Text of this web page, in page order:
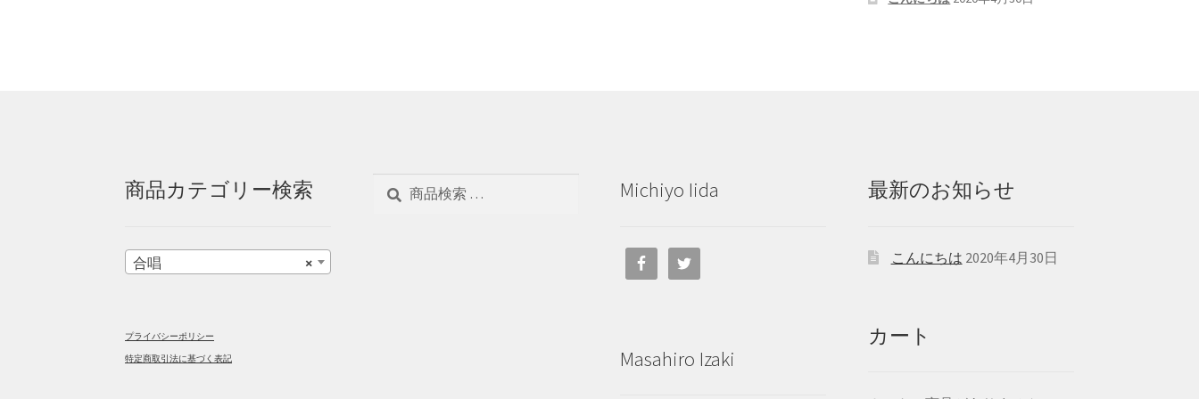
商品カテゴリー検索
×
合唱
プライバシーポリシー
特定商取引法に基づく表記
Michiyo Iida
Masahiro Izaki
最新のお知らせ
こんにちは 2020年4月30日
カート